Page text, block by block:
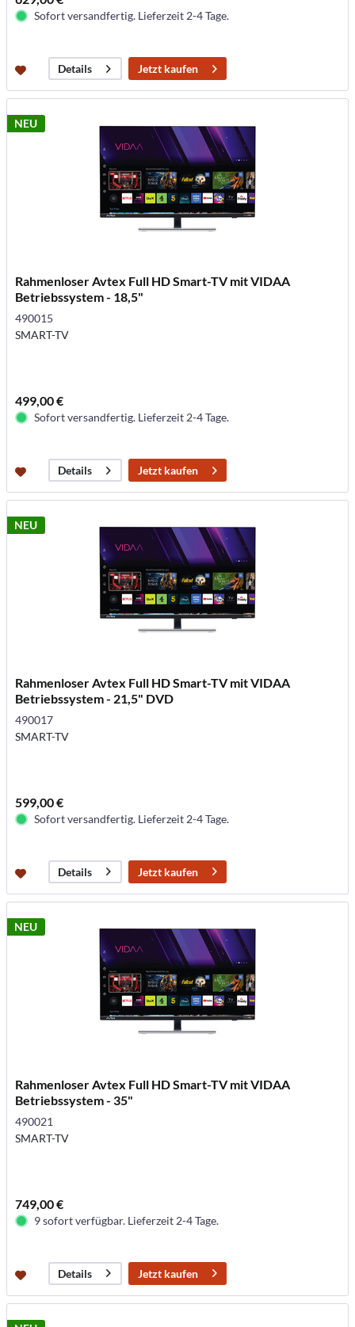
Sofort versandfertig. Lieferzeit 2-4 Tage.
Details Jetzt kaufen
NEU
Rahmenloser Avtex Full HD Smart-TV mit VIDAA
Betriebssystem - 18,5"
490015
SMART-TV
499,00 €
Sofort versandfertig. Lieferzeit 2-4 Tage.
Details Jetzt kaufen
NEU
Rahmenloser Avtex Full HD Smart-TV mit VIDAA
Betriebssystem - 21,5" DVD
490017
SMART-TV
599,00 €
Sofort versandfertig. Lieferzeit 2-4 Tage.
Details Jetzt kaufen
NEU
Rahmenloser Avtex Full HD Smart-TV mit VIDAA
Betriebssystem - 35"
490021
SMART-TV
749,00 €
9 sofort verfügbar. Lieferzeit 2-4 Tage.
Details Jetzt kaufen